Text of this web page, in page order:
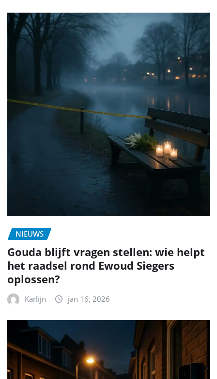
NIEUWS
Gouda blijft vragen stellen: wie helpt
het raadsel rond Ewoud Siegers
oplossen?
Karlijn jan 16, 2026